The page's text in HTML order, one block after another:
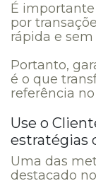
É
por
rápida e
Portanto,
é o que
referência
Use o
estratégias
Uma das
destacado